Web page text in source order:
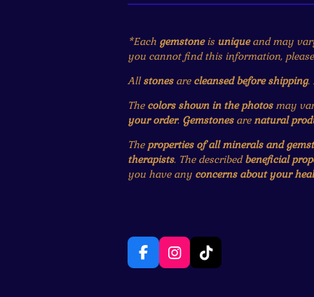
*Each gemstoneis uniqueand may
you cannot find this information, please
Allstonesare cleansed before shipping.
The colors shown in the photosmay
your order. Gemstonesarenatural
The properties of all minerals and
therapists. The describedbeneficial
you have any concerns about your
F
a
I
n
T
i